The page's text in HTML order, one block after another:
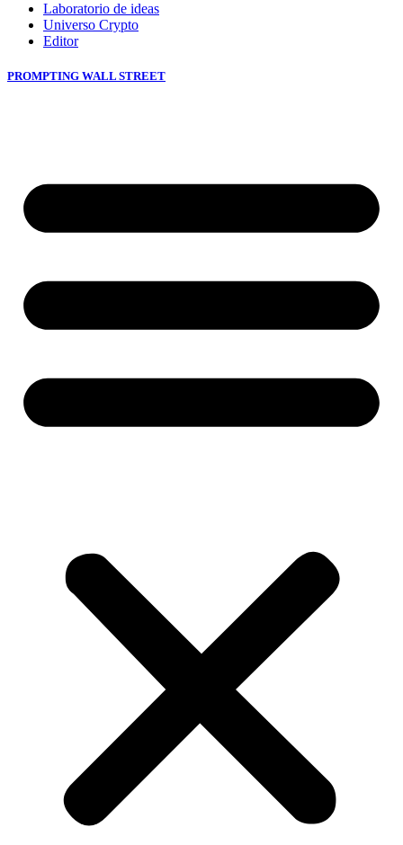
Laboratorio de ideas
Universo Crypto
Editor
PROMPTING WALL STREET